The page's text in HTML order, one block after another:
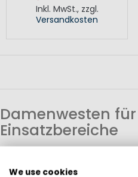
Inkl. MwSt., zzgl.
Versandkosten
Damenwesten
Einsatzbereiche
unterschiedliche
We use cookies